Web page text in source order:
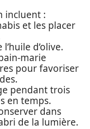
incluent :
et les placer
d’olive.
marie
pour favoriser
pendant trois
en temps.
dans
de la lumière.